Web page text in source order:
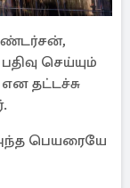
செய்யும்
என தட்டச்சு
பெயரையே